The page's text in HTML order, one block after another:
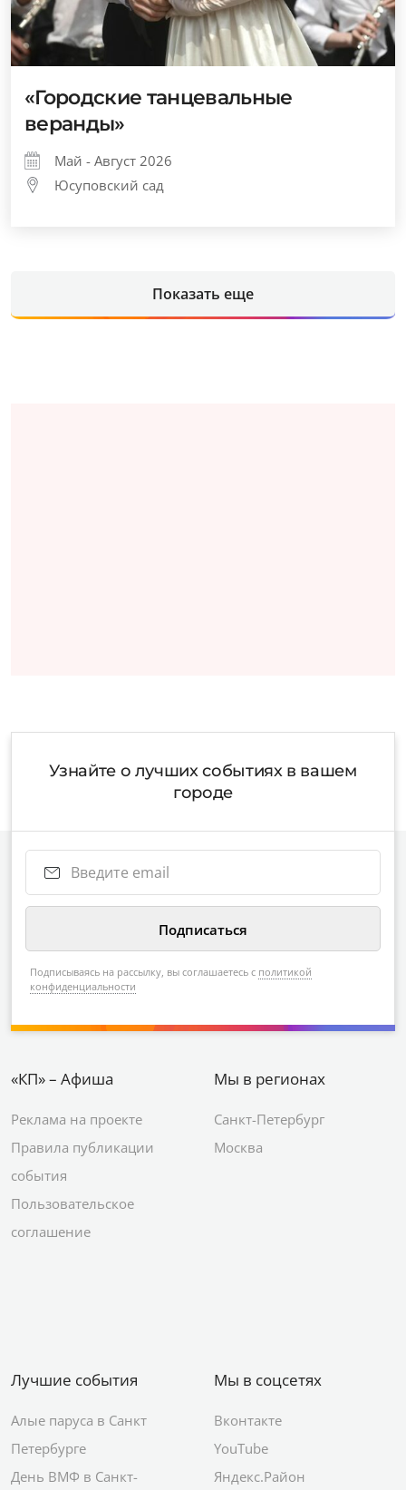
«Городские танцевальные
веранды»
Май - Август 2026
Юсуповский сад
Показать еще
Узнайте о лучших событиях в вашем
городе
Подписываясь на рассылку, вы соглашаетесь с политикой
конфиденциальности
«КП» – Афиша
Реклама на проекте
Правила публикации
события
Пользовательское
соглашение
Мы в регионах
Санкт-Петербург
Москва
Лучшие события
Алые паруса в Санкт
Петербурге
День ВМФ в Санкт-
Мы в соцсетях
Вконтакте
YouTube
Яндекс.Район